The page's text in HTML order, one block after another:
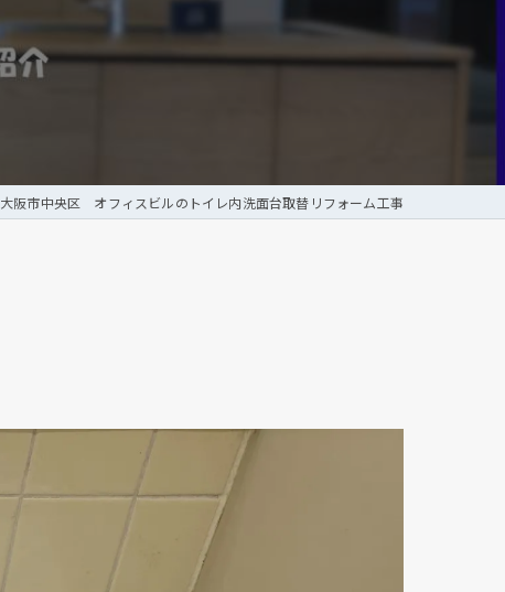
メンテナンス
大阪市中央区 オフィスビルのトイレ内洗面台取替リフォーム工事